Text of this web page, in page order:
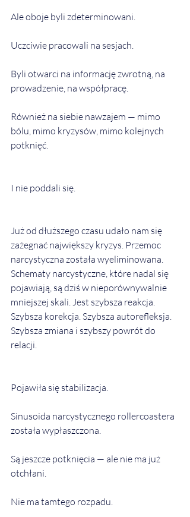
Ale oboje byli zdeterminowani.
Uczciwie pracowali na sesjach.
Byli otwarci na informację zwrotną, na
prowadzenie, na współpracę.
Również na siebie nawzajem — mimo
bólu, mimo kryzysów, mimo kolejnych
potknięć.
I nie poddali się.
Już od dłuższego czasu udało nam się
zażegnać największy kryzys. Przemoc
narcystyczna została wyeliminowana.
Schematy narcystyczne, które nadal się
pojawiają, są dziś w nieporównywalnie
mniejszej skali. Jest szybsza reakcja.
Szybsza korekcja. Szybsza autorefleksja.
Szybsza zmiana i szybszy powrót do
relacji.
Pojawiła się stabilizacja.
Sinusoida narcystycznego rollercoastera
została wypłaszczona.
Są jeszcze potknięcia — ale nie ma już
otchłani.
Nie ma tamtego rozpadu.